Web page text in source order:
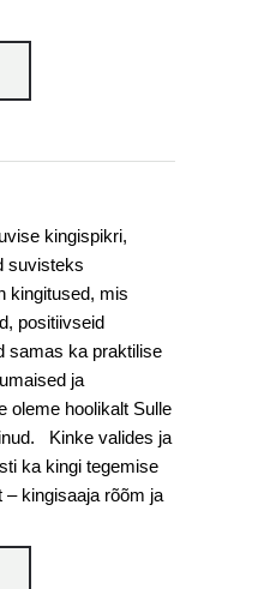
kingispikri,
suvisteks
kingitused, mis
positiivseid
samas ka praktilise
ja
oleme hoolikalt Sulle
Kinke valides ja
ka kingi tegemise
kingisaaja rõõm ja